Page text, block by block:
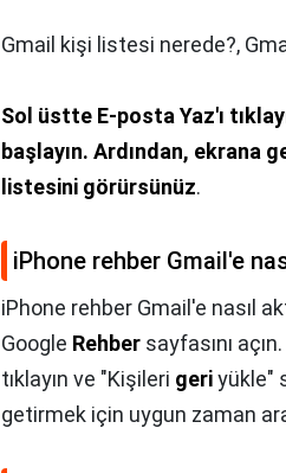
Gmail kişi listesi nerede?,
Sol üstte E-posta Yaz'ı
başlayın. Ardından, ekrana
listesini görürsünüz.
iPhone rehber Gmail'e
iPhone rehber Gmail'e nasıl
Google Rehber sayfasını
tıklayın ve "Kişileri geriyükle"
getirmek için uygun zaman